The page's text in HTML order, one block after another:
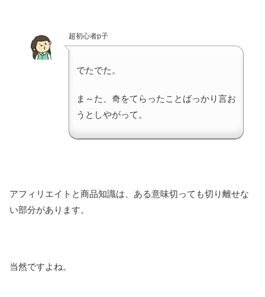
超初心者p子
でたでた。
ま～た、奇をてらったことばっかり言お
うとしやがって。
アフィリエイトと商品知識は、ある意味切っても切り離せな
い部分があります。
当然ですよね。